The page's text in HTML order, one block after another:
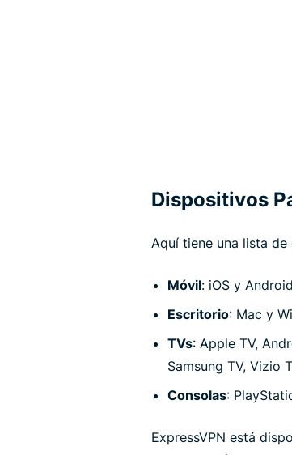
Dispositivos
Aquí tiene una lista
Móvil: iOS y Android
Escritorio: Mac y
TVs: Apple TV,
Samsung TV, Vizio
Consolas:
ExpressVPN está